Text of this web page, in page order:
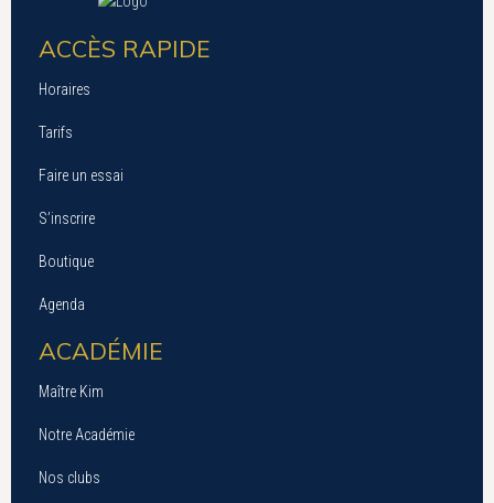
ACCÈS RAPIDE
Horaires
Tarifs
Faire un essai
S’inscrire
Boutique
Agenda
ACADÉMIE
Maître Kim
Notre Académie
Nos clubs